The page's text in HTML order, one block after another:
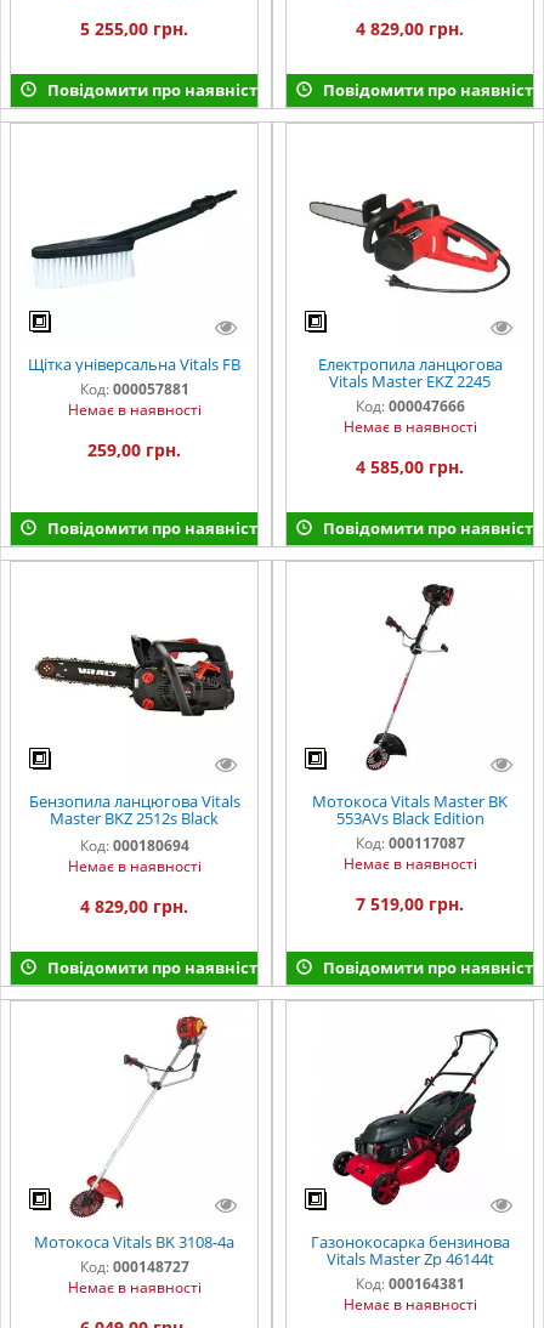
5 255,00 грн.
Повідомити про наявність
4 829,00 грн.
Повідомити про наявність
Щітка універсальна Vitals FB
Код: 000057881
Немає в наявності
259,00 грн.
Повідомити про наявність
Електропила ланцюгова
Vitals Master EKZ 2245
Код: 000047666
Немає в наявності
4 585,00 грн.
Повідомити про наявність
Бензопила ланцюгова Vitals
Master BKZ 2512s Black
Edition
Код: 000180694
Немає в наявності
4 829,00 грн.
Повідомити про наявність
Мотокоса Vitals Master BK
553AVs Black Edition
Код: 000117087
Немає в наявності
7 519,00 грн.
Повідомити про наявність
Мотокоса Vitals BK 3108-4a
Код: 000148727
Немає в наявності
Газонокосарка бензинова
Vitals Master Zp 46144t
Код: 000164381
Немає в наявності